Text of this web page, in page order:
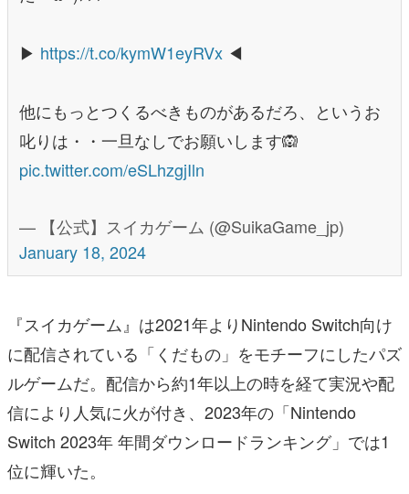
▶︎ https://t.co/kymW1eyRVx ◀︎
他にもっとつくるべきものがあるだろ、というお
叱りは・・一旦なしでお願いします🙉
pic.twitter.com/eSLhzgjIln
— 【公式】スイカゲーム (@SuikaGame_jp)
January 18, 2024
『スイカゲーム』は2021年よりNintendo Switch向け
に配信されている「くだもの」をモチーフにしたパズ
ルゲームだ。配信から約1年以上の時を経て実況や配
信により人気に火が付き、2023年の「Nintendo
Switch 2023年 年間ダウンロードランキング」では1
位に輝いた。